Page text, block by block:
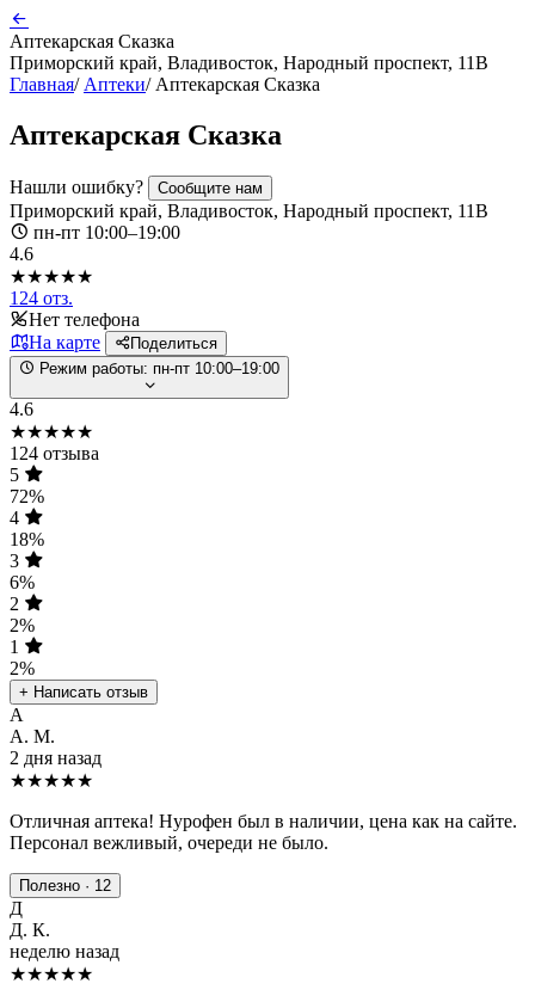
Аптекарская Сказка
Приморский край, Владивосток, Народный проспект, 11В
Главная/ Аптеки/ Аптекарская Сказка
Аптекарская Сказка
Нашли ошибку? Сообщите нам
Приморский край, Владивосток, Народный проспект, 11В
пн-пт 10:00–19:00
4.6
★★★★★
124 отз.
Нет телефона
На карте
Поделиться
Режим работы: пн-пт 10:00–19:00
4.6
★★★★★
124 отзыва
5
72%
4
18%
3
6%
2
2%
1
2%
+ Написать отзыв
А
А. М.
2 дня назад
★★★★★
Отличная аптека! Нурофен был в наличии, цена как на сайте.
Персонал вежливый, очереди не было.
Полезно · 12
Д
Д. К.
неделю назад
★★★★★